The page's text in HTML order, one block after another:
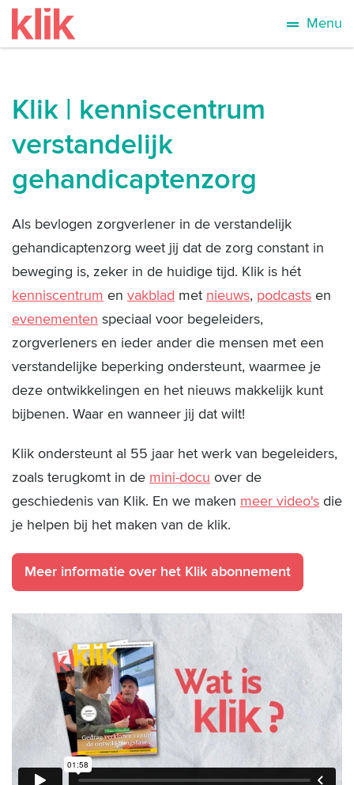
Menu
Klik | kenniscentrum
verstandelijk
gehandicaptenzorg
Als bevlogen zorgverlener in de verstandelijk
gehandicaptenzorg weet jij dat de zorg constant in
beweging is, zeker in de huidige tijd. Klik is hét
kenniscentrum en vakblad met nieuws, podcasts en
evenementen speciaal voor begeleiders,
zorgverleners en ieder ander die mensen met een
verstandelijke beperking ondersteunt, waarmee je
deze ontwikkelingen en het nieuws makkelijk kunt
bijbenen. Waar en wanneer jij dat wilt!
Klik ondersteunt al 55 jaar het werk van begeleiders,
zoals terugkomt in de mini-docu over de
geschiedenis van Klik. En we maken meer video's die
je helpen bij het maken van de klik.
Meer informatie over het Klik abonnement